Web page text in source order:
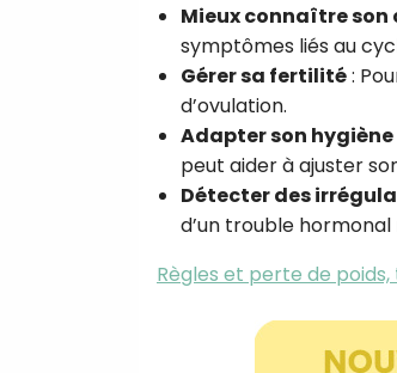
Mieux connaître son
symptômes liés au
Gérer sa fertilité:
d’ovulation.
Adapter son hygiène
peut aider à ajuster
Détecter des
d’un trouble
Règles et perte de poids,